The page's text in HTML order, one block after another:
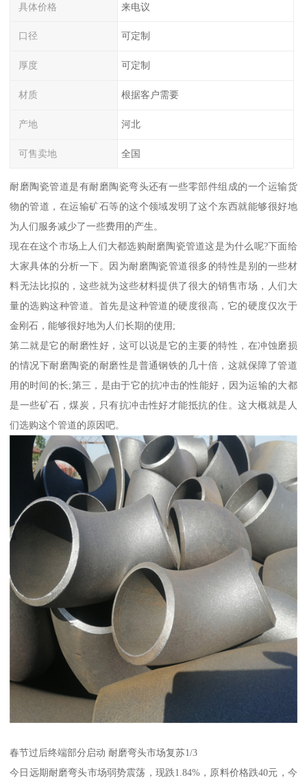
具体价格 来电议
口径 可定制
厚度 可定制
材质 根据客户需要
产地 河北
可售卖地 全国
耐磨陶瓷管道是有耐磨陶瓷弯头还有一些零部件组成的一个运输货
物的管道，在运输矿石等的这个领域发明了这个东西就能够很好地
为人们服务减少了一些费用的产生。
现在在这个市场上人们大都选购耐磨陶瓷管道这是为什么呢?下面给
大家具体的分析一下。因为耐磨陶瓷管道很多的特性是别的一些材
料无法比拟的，这些就为这些材料提供了很大的销售市场，人们大
量的选购这种管道。首先是这种管道的硬度很高，它的硬度仅次于
金刚石，能够很好地为人们长期的使用;
第二就是它的耐磨性好，这可以说是它的主要的特性，在冲蚀磨损
的情况下耐磨陶瓷的耐磨性是普通钢铁的几十倍，这就保障了管道
用的时间的长;第三，是由于它的抗冲击的性能好，因为运输的大都
是一些矿石，煤炭，只有抗冲击性好才能抵抗的住。这大概就是人
们选购这个管道的原因吧。
春节过后终端部分启动 耐磨弯头市场复苏1/3
今日远期耐磨弯头市场弱势震荡，现跌1.84%，原料价格跌40元，今